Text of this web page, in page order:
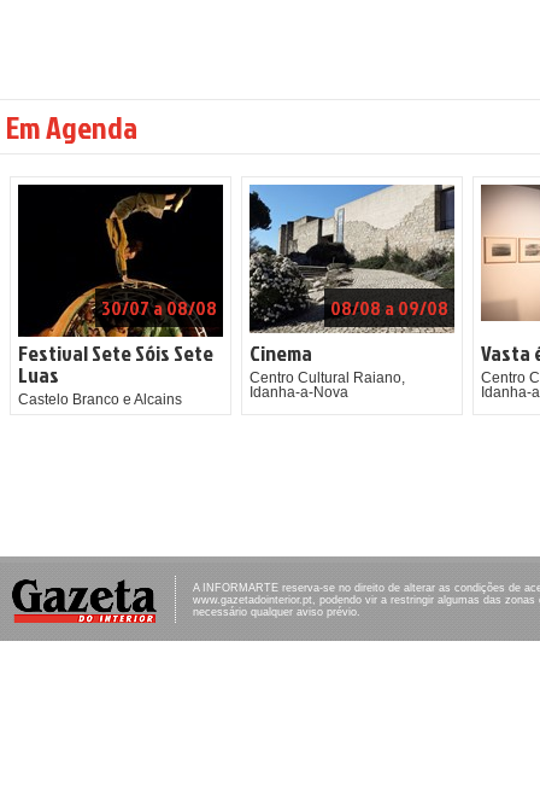
Em Agenda
30/07 a 08/08
Festival Sete Sóis Sete
Luas
Castelo Branco e Alcains
08/08 a 09/08
Cinema
Centro Cultural Raiano,
Idanha-a-Nova
Vasta
Centro
Idanha-
A INFORMARTE reserva-se no direito de alterar as condições de
www.gazetadointerior.pt, podendo vir a restringir algumas das
necessário qualquer aviso prévio.